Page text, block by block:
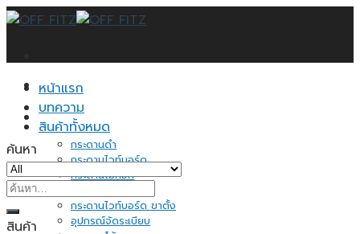
Skip
หน้าแรก
บทความ
สินค้าทั้งหมด
กระดานดำ
กระดานไวท์บอร์ด
กระดานไม้ก็อก
กระดานไวท์บอร์ด ขาตั้ง
อุปกรณ์จัดระเบียบ
ค้นหา
ค้นหา:
สินค้า